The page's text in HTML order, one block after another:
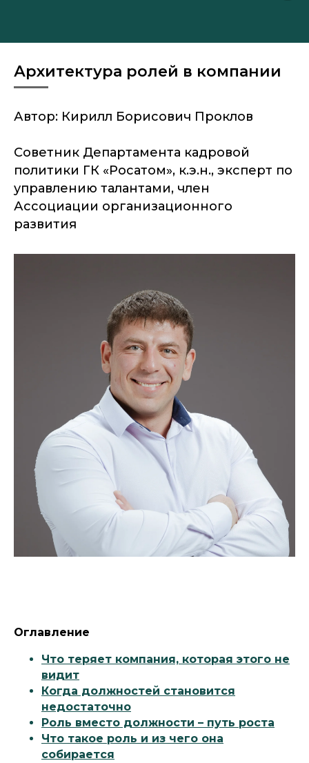
Архитектура ролей в компании
Автор: Кирилл Борисович Проклов
Советник Департамента кадровой
политики ГК «Росатом», к.э.н., эксперт по
управлению талантами, член
Ассоциации организационного
развития
Оглавление
Что теряет компания, которая этого не
видит
Когда должностей становится
недостаточно
Роль вместо должности – путь роста
Что такое роль и из чего она
собирается